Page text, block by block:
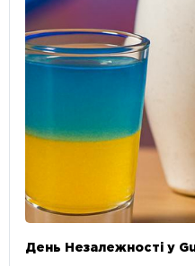
День Незалежності у